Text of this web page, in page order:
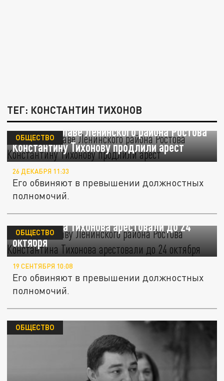
ТЕГ: КОНСТАНТИН ТИХОНОВ
Бывшему главе Ленинского района Ростова
Константину Тихонову продлили арест
ОБЩЕСТВО
26 ДЕКАБРЯ 11:33
Его обвиняют в превышении должностных
полномочий.
Бывшего главу Ленинского района Ростова
Константина Тихонова арестовали до 24
октября
ОБЩЕСТВО
19 СЕНТЯБРЯ 10:08
Его обвиняют в превышении должностных
полномочий.
ОБЩЕСТВО